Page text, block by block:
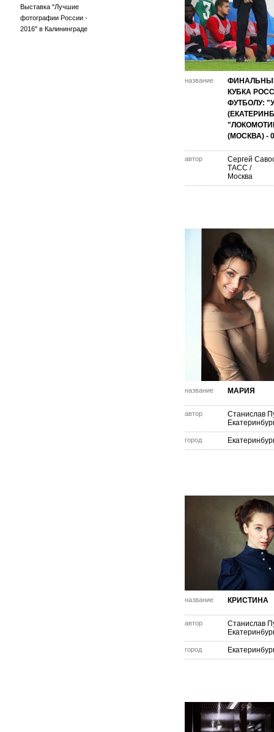
Выставка "Лучшие
фотографии России -
2016" в Калининграде
название
КУБКА
ФУТБОЛУ:
(МОСКВА) -
автор
Сергей
ТАСС /
Москва
название МАРИЯ
автор
Станислав
город
название КРИСТИНА
автор
Станислав
город